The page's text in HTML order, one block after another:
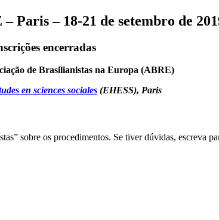
Paris – 18-21 de setembro de
encerradas
de Brasilianistas na Europa (ABRE)
en sciences sociales(EHESS), Paris
sobre os procedimentos. Se tiver dúvidas, escreva